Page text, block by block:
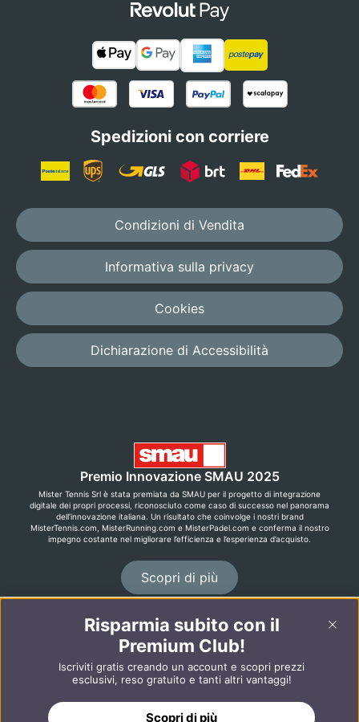
Spedizioni con corriere
Condizioni di Vendita
Informativa sulla privacy
Cookies
Dichiarazione di Accessibilità
Premio Innovazione SMAU 2025
Mister Tennis Srl è stata premiata da SMAU per il progetto di integrazione
digitale dei propri processi, riconosciuto come caso di successo nel panorama
dell’innovazione italiana. Un risultato che coinvolge i nostri brand
MisterTennis.com, MisterRunning.com e MisterPadel.com e conferma il nostro
impegno costante nel migliorare l’efficienza e l’esperienza d’acquisto.
Scopri di più
©2026 MisterRunning.com
English
Español
Risparmia subito con il
Premium Club!
Iscriviti gratis creando un account e scopri prezzi
esclusivi, reso gratuito e tanti altri vantaggi!
Scopri di più